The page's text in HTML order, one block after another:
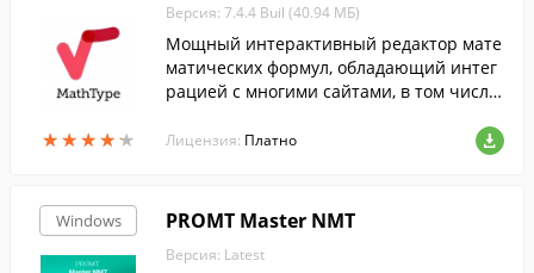
★★★★★
★★★★★
Версия: 7.4.4 Buil (40.94 МБ)
Мощный интерактивный редактор мате
матических формул, обладающий интег
рацией с многими сайтами, в том числе
Design, GMail, Evernote и проч.
Лицензия: Платно
Windows PROMT Master NMT
Версия: Latest